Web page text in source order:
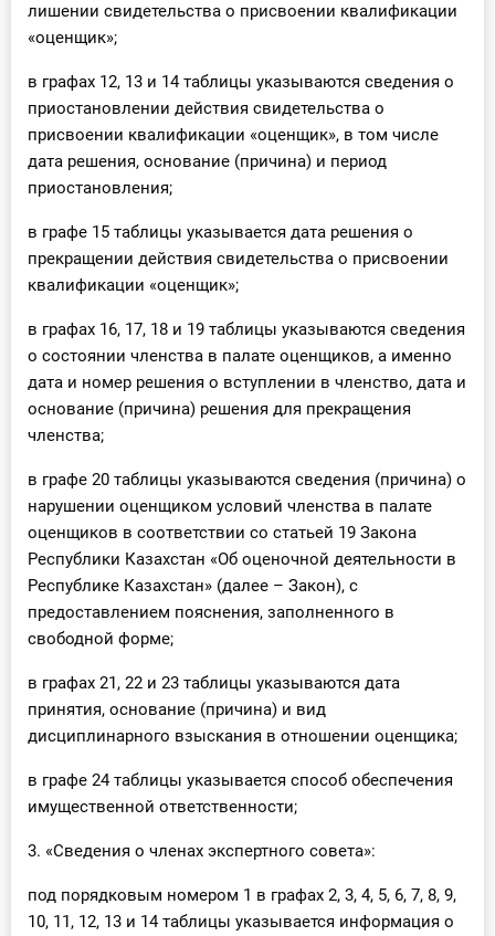
лишении свидетельства о присвоении квалификации
«оценщик»;
в графах 12, 13 и 14 таблицы указываются сведения о
приостановлении действия свидетельства о
присвоении квалификации «оценщик», в том числе
дата решения, основание (причина) и период
приостановления;
в графе 15 таблицы указывается дата решения о
прекращении действия свидетельства о присвоении
квалификации «оценщик»;
в графах 16, 17, 18 и 19 таблицы указываются сведения
о состоянии членства в палате оценщиков, а именно
дата и номер решения о вступлении в членство, дата и
основание (причина) решения для прекращения
членства;
в графе 20 таблицы указываются сведения (причина) о
нарушении оценщиком условий членства в палате
оценщиков в соответствии со статьей 19 Закона
Республики Казахстан «Об оценочной деятельности в
Республике Казахстан» (далее – Закон), с
предоставлением пояснения, заполненного в
свободной форме;
в графах 21, 22 и 23 таблицы указываются дата
принятия, основание (причина) и вид
дисциплинарного взыскания в отношении оценщика;
в графе 24 таблицы указывается способ обеспечения
имущественной ответственности;
3. «Сведения о членах экспертного совета»:
под порядковым номером 1 в графах 2, 3, 4, 5, 6, 7, 8, 9,
10, 11, 12, 13 и 14 таблицы указывается информация о